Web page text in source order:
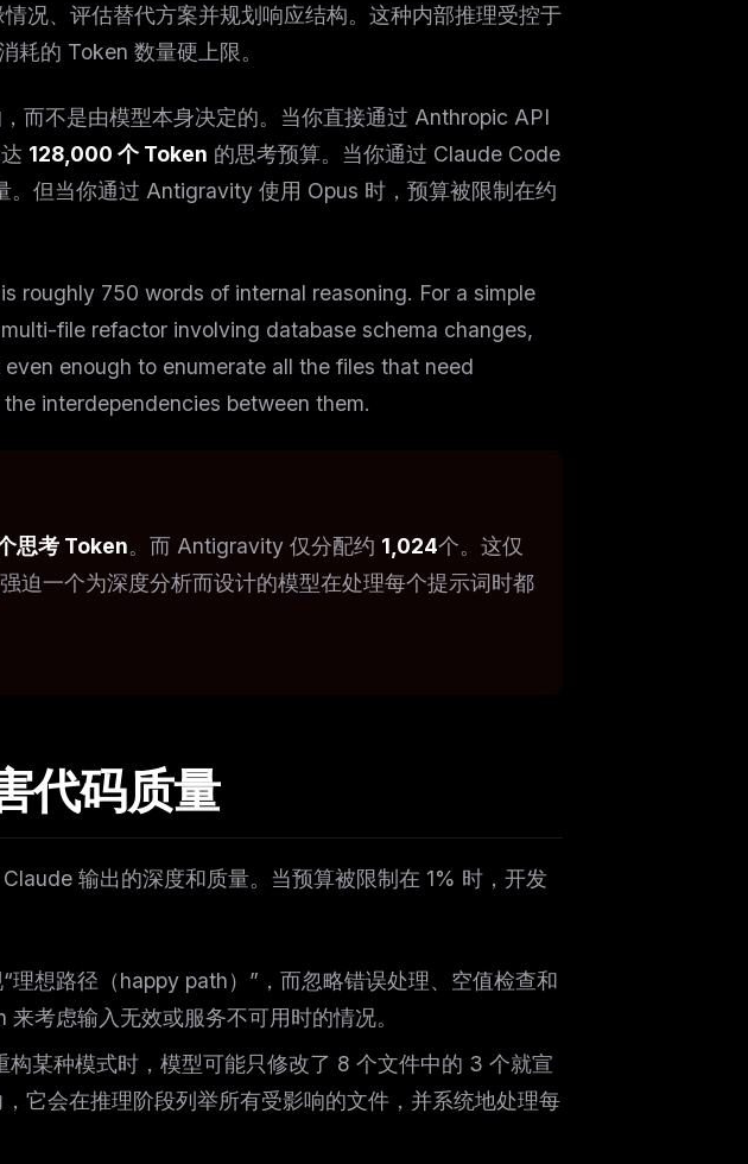
况、评估替代方案并规划响应结构。这种内部推理受控于
耗的 Token 数量硬上限。
而不是由模型本身决定的。当你直接通过 Anthropic API
128,000 个 Token 的思考预算。当你通过 Claude Code
但当你通过 Antigravity 使用 Opus 时，预算被限制在约
roughly 750 words of internal reasoning. For a simple
file refactor involving database schema changes,
enough to enumerate all the files that need
interdependencies between them.
思考 Token。而 Antigravity 仅分配约 1,024个。这仅
迫一个为深度分析而设计的模型在处理每个提示词时都
代码质量
输出的深度和质量。当预算被限制在 1% 时，开发
理想路径（happy path）”，而忽略错误处理、空值检查和
考虑输入无效或服务不可用时的情况。
构某种模式时，模型可能只修改了 8 个文件中的 3 个就宣
它会在推理阶段列举所有受影响的文件，并系统地处理每
— one email, no noise.
the weekly digest